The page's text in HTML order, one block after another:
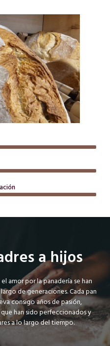
a hijos
amor por la panadería se han
de generaciones. Cada pan
consigo años de pasión,
han sido perfeccionados y
a lo largo del tiempo.